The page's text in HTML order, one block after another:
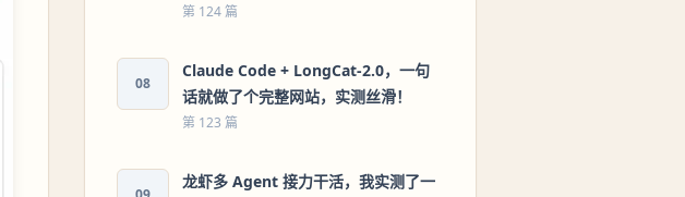
第 124 篇
08
Claude Code + LongCat-2.0，一句
话就做了个完整网站，实测丝滑！
第 123 篇
龙虾多 Agent 接力干活，我实测了一